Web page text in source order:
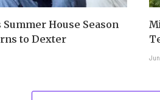
House Season
to Dexter